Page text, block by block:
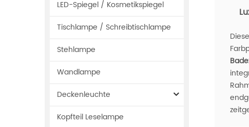
LED-Spiegel / Kosmetikspiegel
Tischlampe / Schreibtischlampe
Stehlampe
Wandlampe
Deckenleuchte
Kopfteil Leselampe